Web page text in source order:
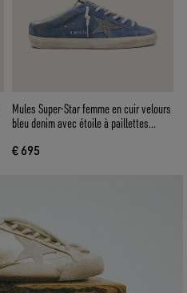
Mules Super-Star femme en cuir velours
bleu denim avec étoile à paillettes
€ 695